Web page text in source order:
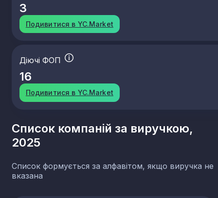
3
Подивитися в YC.Market
Діючі ФОП
16
Подивитися в YC.Market
Список компаній за виручкою,
2025
Список формується за алфавітом, якщо виручка не
вказана